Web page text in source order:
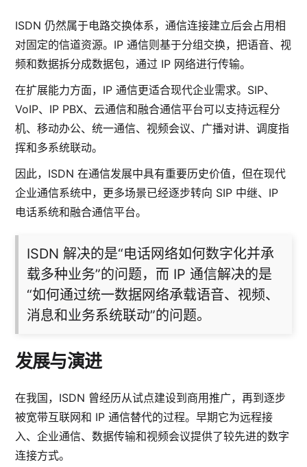
ISDN 仍然属于电路交换体系，通信连接建立后会占用相
对固定的信道资源。IP 通信则基于分组交换，把语音、视
频和数据拆分成数据包，通过 IP 网络进行传输。
在扩展能力方面，IP 通信更适合现代企业需求。SIP、
VoIP、IP PBX、云通信和融合通信平台可以支持远程分
机、移动办公、统一通信、视频会议、广播对讲、调度指
挥和多系统联动。
因此，ISDN 在通信发展中具有重要历史价值，但在现代
企业通信系统中，更多场景已经逐步转向 SIP 中继、IP
电话系统和融合通信平台。
ISDN 解决的是“电话网络如何数字化并承
载多种业务”的问题，而 IP 通信解决的是
“如何通过统一数据网络承载语音、视频、
消息和业务系统联动”的问题。
发展与演进
在我国，ISDN 曾经历从试点建设到商用推广，再到逐步
被宽带互联网和 IP 通信替代的过程。早期它为远程接
入、企业通信、数据传输和视频会议提供了较先进的数字
连接方式。